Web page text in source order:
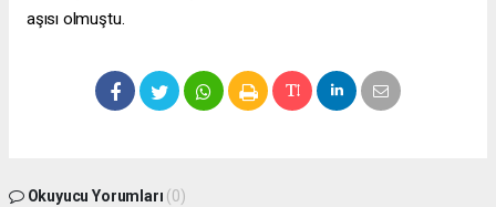
aşısı olmuştu.
Okuyucu Yorumları (0)